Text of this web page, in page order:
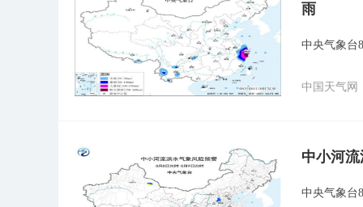
雨
中央气象台
中国天气网
中小河
中央气象台